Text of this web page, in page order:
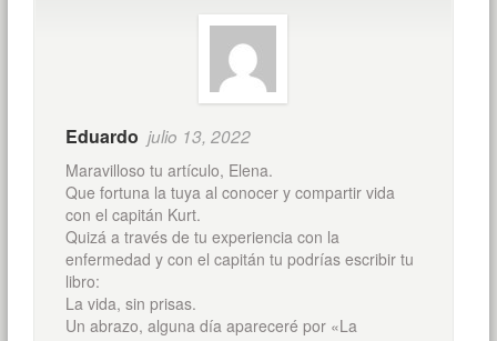
Eduardo julio 13, 2022
Maravilloso tu artículo, Elena.
Que fortuna la tuya al conocer y compartir vida
con el capitán Kurt.
Quizá a través de tu experiencia con la
enfermedad y con el capitán tu podrías escribir tu
libro:
La vida, sin prisas.
Un abrazo, alguna día apareceré por «La